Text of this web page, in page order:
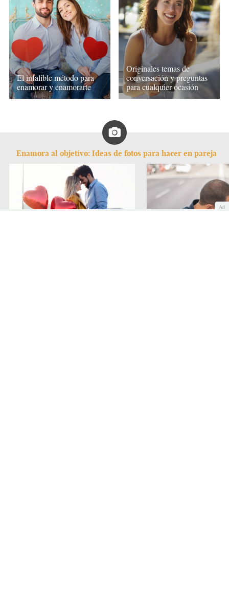
El infalible método para
enamorar y enamorarte
Originales temas de
conversación y preguntas
para cualquier ocasión
Enamora al objetivo: Ideas de fotos para hacer en pareja
Ad